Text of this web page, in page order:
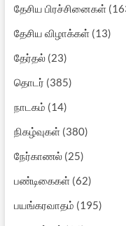
தேசிய பிரச்சினைகள்
தேசிய விழாக்கள்(13)
தேர்தல்(23)
தொடர் (385)
நாடகம் (14)
நிகழ்வுகள்(380)
நேர்காணல்(25)
பண்டிகைகள்(62)
பயங்கரவாதம் (195)